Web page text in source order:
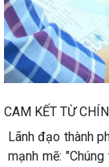
CAM KẾT TỪ
Lãnh đạo thành
mạnh mẽ: